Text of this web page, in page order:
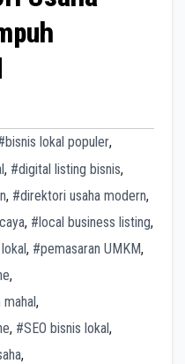
lokal populer,
, #digital listing bisnis,
, #direktori usaha modern,
, #local business listing,
, #pemasaran UMKM,
,
,
, #SEO bisnis lokal,
,